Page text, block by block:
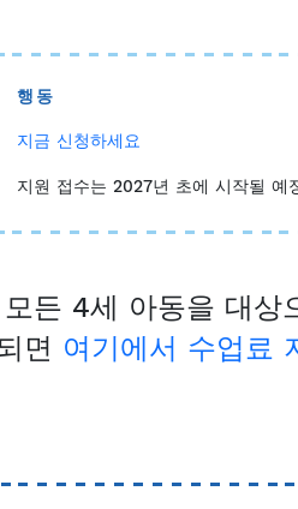
행동
지금 신청하세요
지원 접수는 2027년 초에 시작될 예
든 4세 아동을 대상
면 여기에서 수업료